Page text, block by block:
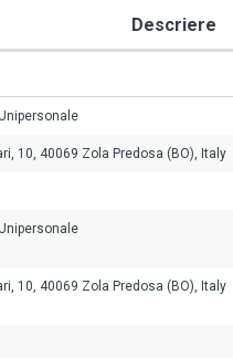
Descriere
10, 40069 Zola Predosa (BO), Italy
10, 40069 Zola Predosa (BO), Italy